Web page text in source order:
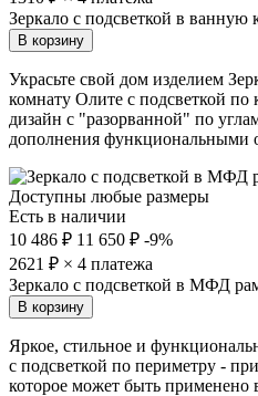
Зеркало с подсветкой в ванную
В корзину
Украсьте свой дом изделием
комнату Олите с подсветкой
дизайн с "разорванной" по
дополнения функциональными
Доступны любые размеры
Есть в наличии
10 486 ₽ 11 650 ₽ -9%
2621 ₽ × 4 платежа
Зеркало с подсветкой в МФД
В корзину
Яркое, стильное и
с подсветкой по периметру -
которое может быть применено